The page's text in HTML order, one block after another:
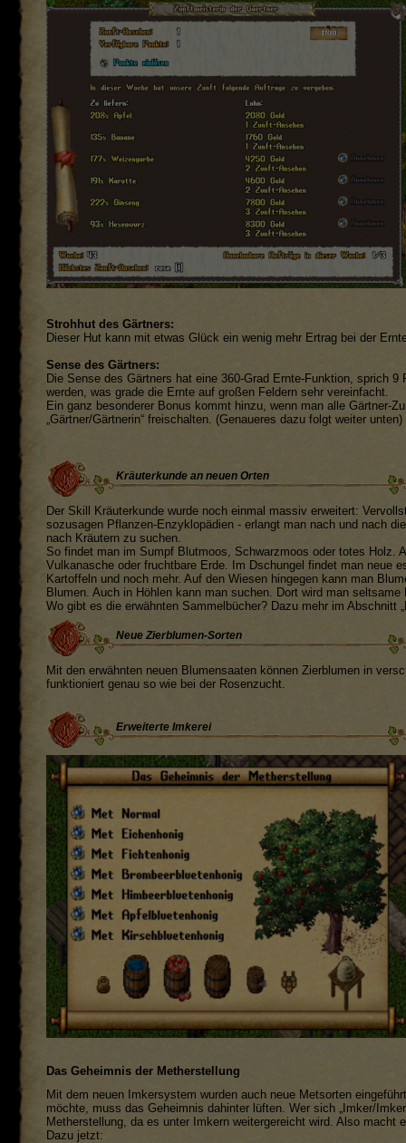
Strohhut des Gärtners:
Dieser Hut kann mit etwas Glück ein wenig mehr Ertrag bei der
Sense des Gärtners:
Die Sense des Gärtners hat eine 360-Grad Ernte-Funktion, sprich
werden, was grade die Ernte auf großen Feldern sehr vereinfacht.
Ein ganz besonderer Bonus kommt hinzu, wenn man alle Gärtner-
„Gärtner/Gärtnerin“ freischalten. (Genaueres dazu folgt weiter unten)
Kräuterkunde an neuen Orten
Der Skill Kräuterkunde wurde noch einmal massiv erweitert:
sozusagen Pflanzen-Enzyklopädien - erlangt man nach und nach
nach Kräutern zu suchen.
So findet man im Sumpf Blutmoos, Schwarzmoos oder totes Holz.
Vulkanasche oder fruchtbare Erde. Im Dschungel findet man neue
Kartoffeln und noch mehr. Auf den Wiesen hingegen kann man
Blumen. Auch in Höhlen kann man suchen. Dort wird man seltsame
Wo gibt es die erwähnten Sammelbücher? Dazu mehr im Abschnitt
Neue Zierblumen-Sorten
Mit den erwähnten neuen Blumensaaten können Zierblumen in
funktioniert genau so wie bei der Rosenzucht.
Erweiterte Imkerei
Das Geheimnis der Metherstellung
Mit dem neuen Imkersystem wurden auch neue Metsorten
möchte, muss das Geheimnis dahinter lüften. Wer sich „Imker/
Metherstellung, da es unter Imkern weitergereicht wird. Also macht
Dazu jetzt: